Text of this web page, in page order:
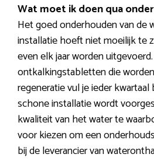
Wat moet ik doen qua
Het goed onderhouden van de
installatie hoeft niet moeilijk te
even elk jaar worden
ontkalkingstabletten die
regeneratie vul je ieder
schone installatie wordt
kwaliteit van het water te
voor kiezen om een
bij de leverancier van